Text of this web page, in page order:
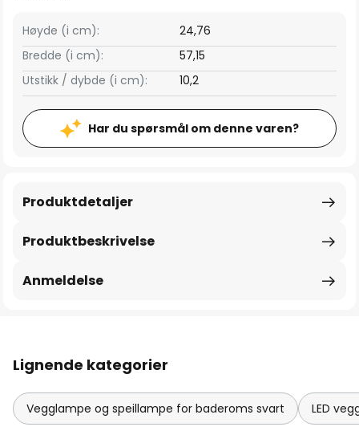
Bredde (i cm): 57,15
Høyde (i cm): 24,76
Utstikk / dybde (i cm): 10,2
Har du spørsmål om denne varen?
Produktbeskrivelse
Produktdetaljer
Anmeldelse
Lignende kategorier
Vegglampe og speillampe for baderoms svart LED